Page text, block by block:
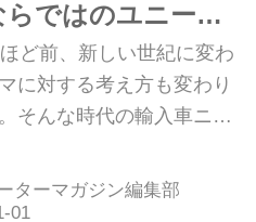
らではのユニーク
った
ど前、新しい世紀に変わ
に対する考え方も変わり
そんな時代の輸入車ニュ
ンプレッションを当時の
振り返ってみよう。今回
ト ムルティプラ」だ。
ターマガジン編集部